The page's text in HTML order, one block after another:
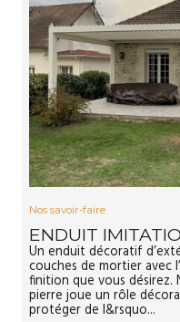
Nos savoir-faire
ENDUIT
Un enduit décoratif
couches de mortier avec
finition que vous désirez.
pierre joue un rôle
protéger de l&rsquo...